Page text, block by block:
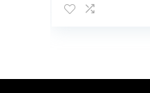
Lustre en Cristal,